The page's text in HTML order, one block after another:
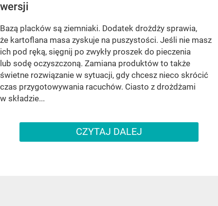
wersji
Bazą placków są ziemniaki. Dodatek drożdży sprawia,
że kartoflana masa zyskuje na puszystości. Jeśli nie masz
ich pod ręką, sięgnij po zwykły proszek do pieczenia
lub sodę oczyszczoną. Zamiana produktów to także
świetne rozwiązanie w sytuacji, gdy chcesz nieco skrócić
czas przygotowywania racuchów. Ciasto z drożdżami
w składzie...
CZYTAJ DALEJ